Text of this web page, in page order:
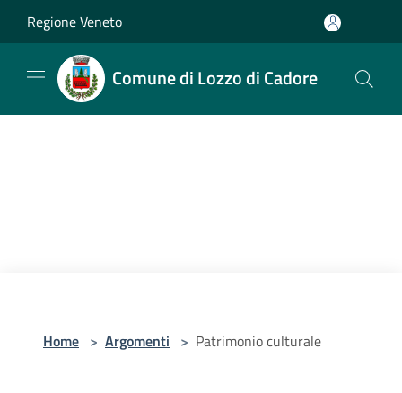
Regione Veneto
Comune di Lozzo di Cadore
Home > Argomenti > Patrimonio culturale